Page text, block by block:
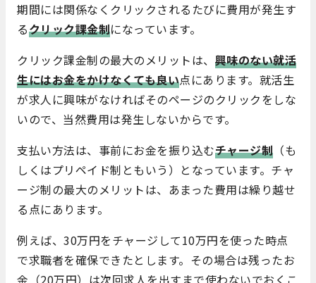
期間には関係なくクリックされるたびに費用が発生す
るクリック課金制になっています。
クリック課金制の最大のメリットは、 興味のない就活
生にはお金をかけなくても良い点にあります。就活生
が求人に興味がなければそのページのクリックをしな
いので、当然費用は発生しないからです。
支払い方法は、事前にお金を振り込むチャージ制 （も
しくはプリペイド制ともいう）となっています。チャ
ージ制の最大のメリットは、あまった費用は繰り越せ
る点にあります。
例えば、30万円をチャージして10万円を使った時点
で求職者を確保できたとします。その場合は残ったお